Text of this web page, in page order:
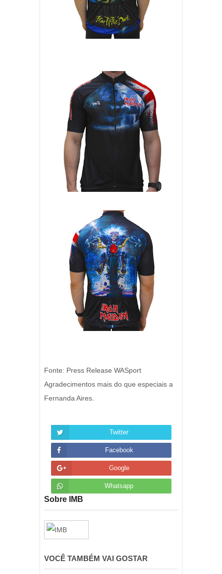
Fonte: Press Release WASport
Agradecimentos mais do que especiais a
Fernanda Aires.
Twitter
Facebook
Google
Whatsapp
Sobre IMB
VOCÊ TAMBÉM VAI GOSTAR